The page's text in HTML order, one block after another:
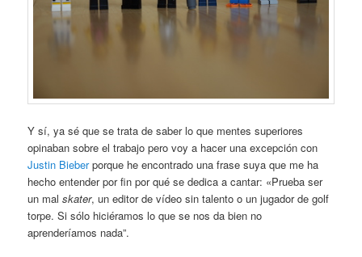
Y sí, ya sé que se trata de saber lo que mentes superiores
opinaban sobre el trabajo pero voy a hacer una excepción con
Justin Bieberporque he encontrado una frase suya que me ha
hecho entender por fin por qué se dedica a cantar: «Prueba ser
un malskater, un editor de vídeo sin talento o un jugador de golf
torpe. Si sólo hiciéramos lo que se nos da bien no
aprenderíamos nada”.